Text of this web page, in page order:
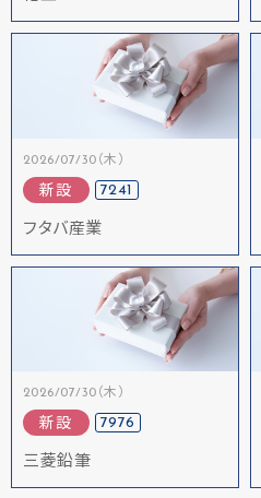
2026/07/30（木）
新設 7241
フタバ産業
2026/07/30（木）
新設 7976
三菱鉛筆